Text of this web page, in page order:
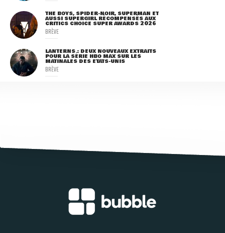
THE BOYS, SPIDER-NOIR, SUPERMAN ET
AUSSI SUPERGIRL RÉCOMPENSÉS AUX
CRITICS CHOICE SUPER AWARDS 2026
BRÈVE
LANTERNS : DEUX NOUVEAUX EXTRAITS
POUR LA SÉRIE HBO MAX SUR LES
MATINALES DES ETATS-UNIS
BRÈVE